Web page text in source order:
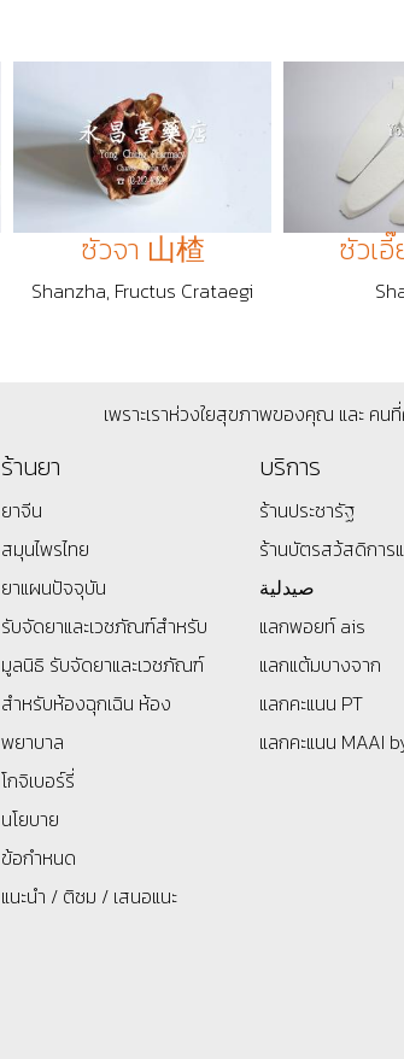
ซัวจา 山楂
Shanzha, Fructus Crataegi
ซัวเ
เพราะเราห่วงใยสุขภาพของคุณ และ ค
ร้านยา
ยาจีน
สมุนไพรไทย
ยาแผนปัจจุบัน
รับจัดยาและเวชภัณฑ์สำหรับ
มูลนิธิ รับจัดยาและเวชภัณฑ์
สำหรับห้องฉุกเฉิน ห้อง
พยาบาล
โกจิเบอร์รี่
นโยบาย
ข้อกำหนด
แนะนำ / ติชม / เสนอแนะ
บริการ
ร้านประชารัฐ
ร้านบัตรสว้สดิการ
صيدلية
แลกพอยท์ ais
แลกแต้มบางจาก
แลกคะแนน PT
แลกคะแนน MAAI